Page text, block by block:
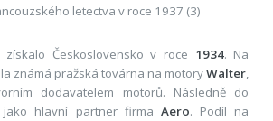
letectva v roce 1937 (3)
získalo Československo v roce 1934. Na
známá pražská továrna na motoryWalter,
dodavatelem motorů. Následně do
hlavní partner firma Aero. Podíl na